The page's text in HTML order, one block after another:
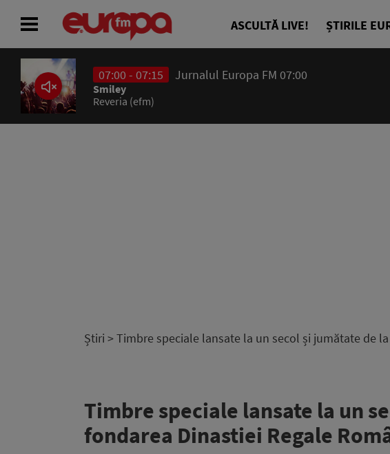
ASCULTĂ LIVE! ȘTIRILE
07:00 - 07:15 Jurnalul Europa FM 07:00
Smiley
Reveria (efm)
Știri > Timbre speciale lansate la un secol și jumătate de
Timbre speciale lansate la un
fondarea Dinastiei Regale
ACASĂ
ȘTIRI